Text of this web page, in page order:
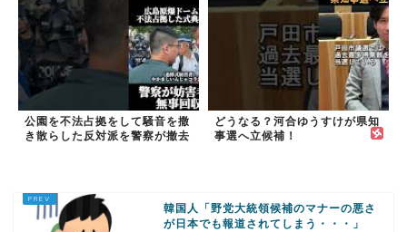
公園を不法占拠をして騒音を撒
き散らした反対派を警察が撤去
どうなる？河合ゆうすけが県知
事選へ立候補！
韓国人「野党大統領候補のマナーの悪さ
が日本でも報道されてしまう・・・」